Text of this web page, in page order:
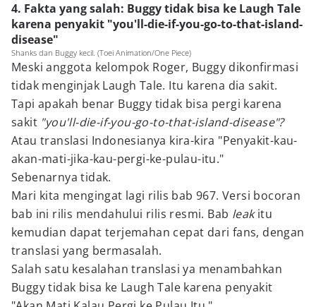
4. Fakta yang salah: Buggy tidak bisa ke Laugh Tale
karena penyakit "you'll-die-if-you-go-to-that-island-
disease"
Shanks dan Buggy kecil. (Toei Animation/One Piece)
Meski anggota kelompok Roger, Buggy dikonfirmasi
tidak menginjak Laugh Tale. Itu karena dia sakit.
Tapi apakah benar Buggy tidak bisa pergi karena
sakit "you'll-die-if-you-go-to-that-island-disease"?
Atau translasi Indonesianya kira-kira "Penyakit-kau-
akan-mati-jika-kau-pergi-ke-pulau-itu."
Sebenarnya tidak.
Mari kita mengingat lagi rilis bab 967. Versi bocoran
bab ini rilis mendahului rilis resmi. Bab leakitu
kemudian dapat terjemahan cepat dari fans, dengan
translasi yang bermasalah.
Salah satu kesalahan translasi ya menambahkan
Buggy tidak bisa ke Laugh Tale karena penyakit